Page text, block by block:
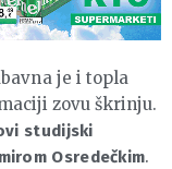
je i topla
zovu škrinju.
studijski
Osredečkim.